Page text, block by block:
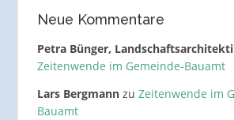
Neue Kommentare
Petra Bünger,
Zeitenwende im Gemeinde-Bauamt
Lars Bergmannzu Zeitenwende im
Bauamt